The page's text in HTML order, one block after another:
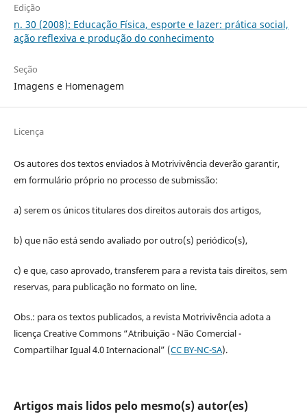
Edição
n. 30 (2008): Educação Física, esporte e lazer: prática social,
ação reflexiva e produção do conhecimento
Seção
Imagens e Homenagem
Licença
Os autores dos textos enviados à Motrivivência deverão garantir,
em formulário próprio no processo de submissão:
a) serem os únicos titulares dos direitos autorais dos artigos,
b) que não está sendo avaliado por outro(s) periódico(s),
c) e que, caso aprovado, transferem para a revista tais direitos, sem
reservas, para publicação no formato on line.
Obs.: para os textos publicados, a revista Motrivivência adota a
licença Creative Commons “Atribuição - Não Comercial -
Compartilhar Igual 4.0 Internacional” (CC BY-NC-SA).
Artigos mais lidos pelo mesmo(s) autor(es)